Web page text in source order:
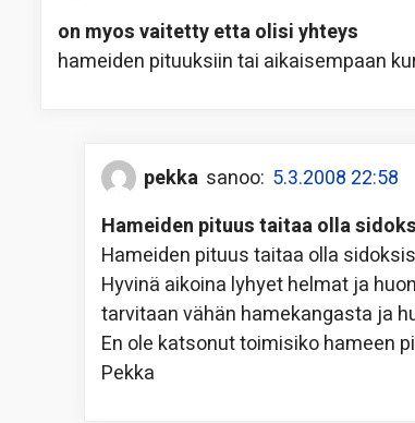
on myos vaitetty etta olisi yhteys
hameiden pituuksiin tai aikaisempaan
pekka sanoo: 5.3.2008 22:58
Hameiden pituus taitaa olla
Hameiden pituus taitaa olla
Hyvinä aikoina lyhyet helmat ja
tarvitaan vähän hamekangasta ja
En ole katsonut toimisiko hameen
Pekka